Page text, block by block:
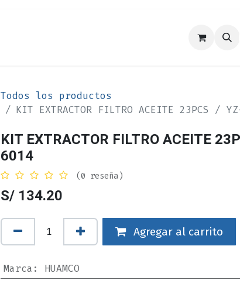
Trabaja con
Todos los productos
KIT EXTRACTOR FILTRO ACEITE 23PCS /
KIT EXTRACTOR FILTRO ACEITE
6014
(0 reseña)
S/ 134.20
Agregar al carrito
Marca : HUAMCO